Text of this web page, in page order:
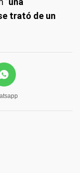
trató de un